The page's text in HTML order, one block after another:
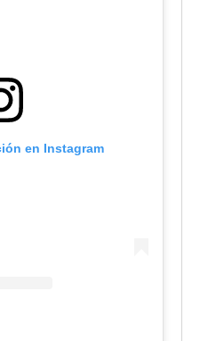
en Instagram